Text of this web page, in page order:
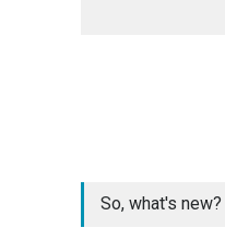
So, what's new?